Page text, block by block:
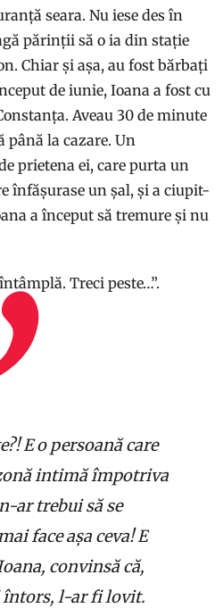
seara. Nu iese des în
părinții să o ia din stație
Chiar și așa, au fost bărbați
de iunie, Ioana a fost cu
Aveau 30 de minute
până la cazare. Un
prietena ei, care purta un
înfășurase un șal, și a ciupit-
a început să tremure și nu
Treci peste…”.
E o persoană care
intimă împotriva
ar trebui să se
face așa ceva! E
convinsă că,
întors, l-ar fi lovit.